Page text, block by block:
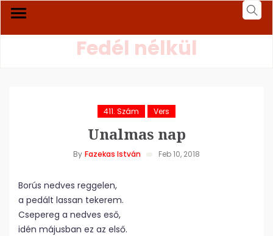
Fedél nélkül
411. Szám Vers
Unalmas nap
By Fazekas István Feb 10, 2018
Borús nedves reggelen,
a pedált lassan tekerem.
Csepereg a nedves eső,
idén májusban ez az első.